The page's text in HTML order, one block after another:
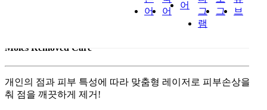
Moles Removed Care
개인의 점과 피부 특성에 따라 맞춤형 레이저로 피부손상을 낮
춰 점을 깨끗하게 제거!